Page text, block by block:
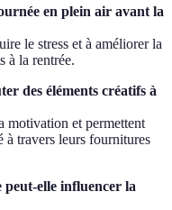
en plein air avant la
le stress et à améliorer la
à la rentrée.
des éléments créatifs à
motivation et permettent
travers leurs fournitures
elle influencer la